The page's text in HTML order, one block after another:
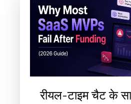
रीयल-टाइम चैट के